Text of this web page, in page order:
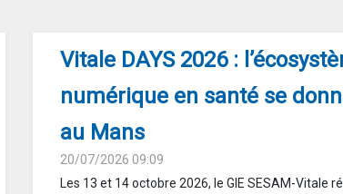
Vitale DAYS 2026 :
numérique en santé se
au Mans
20/07/2026 09:09
Les 13 et 14 octobre 2026, le GIE SESAM-Vitale